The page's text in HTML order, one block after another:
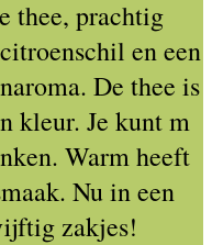
thee, prachtig
en een
De thee is
kleur. Je kunt m
Warm heeft
Nu in een
zakjes!